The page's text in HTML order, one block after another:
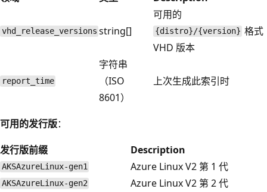
vhd_release_versions string[]
可用的
{distro}/{version} 格式
VHD 版本
report_time
字符串
（ISO
8601）
上次生成此索引时
可用的发行版：
发行版前缀
Description
AKSAzureLinux-gen1 Azure Linux V2 第 1 代
AKSAzureLinux-gen2 Azure Linux V2 第 2 代